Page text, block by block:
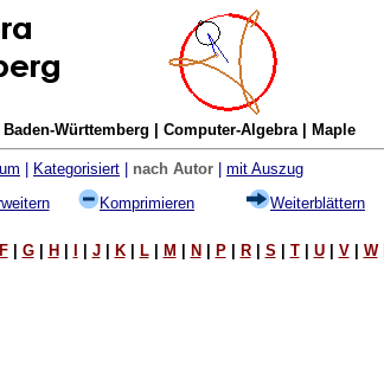
Baden-Württemberg | Computer-Algebra | Maple
Kategorisiert nach Autor
mit Auszug
Komprimieren Weiterblättern
F| G| H J| K| L| M N P| R| S T| U| V| W|